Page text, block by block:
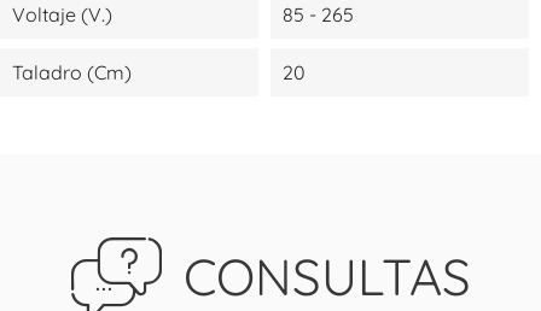
Voltaje (V.) 85 - 265
Taladro (cm) 20
CONSULTAS